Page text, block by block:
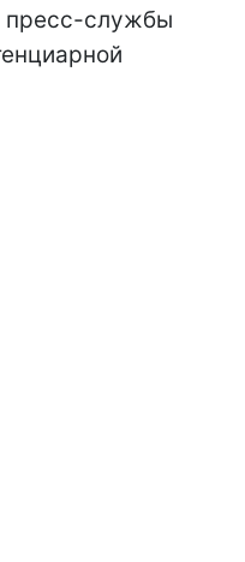
пресс-службы